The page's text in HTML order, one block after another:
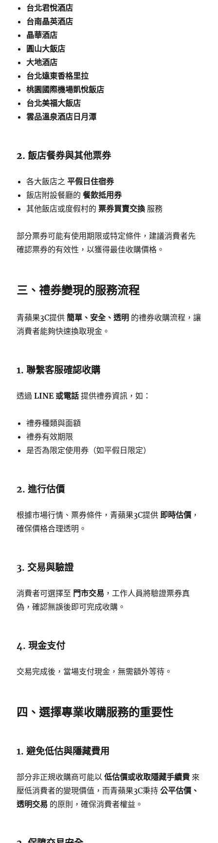
台北君悅酒店
台南晶英酒店
晶華酒店
圓山大飯店
大地酒店
台北遠東香格里拉
桃園國際機場凱悅飯店
台北美福大飯店
雲品溫泉酒店日月潭
2.飯店餐券與其他票券
各大飯店之平假日住宿券
飯店附設餐廳的餐飲抵用券
其他飯店或度假村的票券買賣交換 服務
部分票券可能有使用期限或特定條件，建議消費者先
確認票券的有效性，以獲得最佳收購價格。
三、禮券變現的服務流程
青蘋果3C提供簡單、安全、透明 的禮券收購流程，讓
消費者能夠快速換取現金。
1. 聯繫客服確認收購
透過LINE 或電話 提供禮券資訊，如：
禮券種類與面額
禮券有效期限
是否為限定使用券（如平假日限定）
2. 進行估價
根據市場行情、票券條件，青蘋果3C提供 即時估價 ，
確保價格合理透明。
3. 交易與驗證
消費者可選擇至 門市交易 ，工作人員將驗證票券真
偽，確認無誤後即可完成收購。
4. 現金支付
交易完成後，當場支付現金，無需額外等待。
四、選擇專業收購服務的重要性
1. 避免低估與隱藏費用
部分非正規收購商可能以低估價或收取隱藏手續費 來
壓低消費者的變現價值，而青蘋果3C秉持公平估價、
透明交易 的原則，確保消費者權益。